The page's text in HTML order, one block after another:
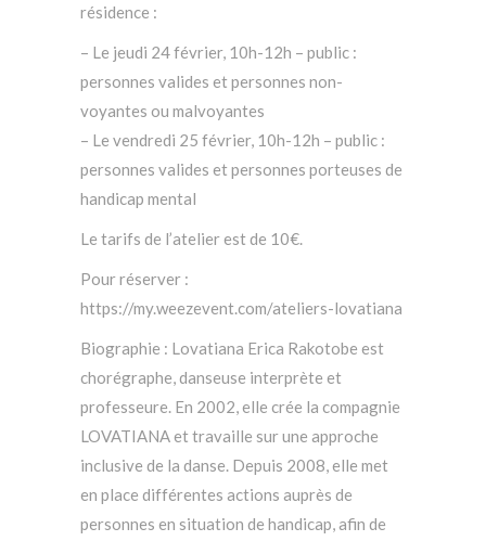
résidence :
– Le jeudi 24 février, 10h-12h – public :
personnes valides et personnes non-
voyantes ou malvoyantes
– Le vendredi 25 février, 10h-12h – public :
personnes valides et personnes porteuses de
handicap mental
Le tarifs de l’atelier est de 10€.
Pour réserver :
https://my.weezevent.com/ateliers-lovatiana
Biographie : Lovatiana Erica Rakotobe est
chorégraphe, danseuse interprète et
professeure. En 2002, elle crée la compagnie
LOVATIANA et travaille sur une approche
inclusive de la danse. Depuis 2008, elle met
en place différentes actions auprès de
personnes en situation de handicap, afin de